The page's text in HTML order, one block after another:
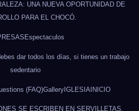
UNA NUEVA OPORTUNIDAD DE
PARA EL CHOCÓ.
Espectaculos
dar todos los días, si tienes un trabajo
sedentario
(FAQ)GalleryIGLESIAINICIO
SE ESCRIBEN EN SERVILLETAS.